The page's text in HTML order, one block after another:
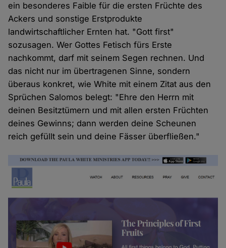
ein besonderes Faible für die ersten Früchte des
Ackers und sonstige Erstprodukte
landwirtschaftlicher Ernten hat. "Gott first"
sozusagen. Wer Gottes Fetisch fürs Erste
nachkommt, darf mit seinem Segen rechnen. Und
das nicht nur im übertragenen Sinne, sondern
überaus konkret, wie White mit einem Zitat aus den
Sprüchen Salomos belegt: "Ehre den Herrn mit
deinen Besitztümern und mit allen ersten Früchten
deines Gewinns; dann werden deine Scheunen
reich gefüllt sein und deine Fässer überfließen."